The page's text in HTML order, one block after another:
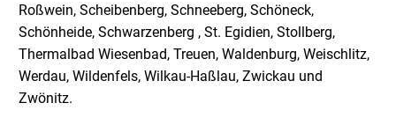
Roßwein, Scheibenberg, Schneeberg, Schöneck,
Schönheide, Schwarzenberg , St. Egidien, Stollberg,
Thermalbad Wiesenbad, Treuen, Waldenburg, Weischlitz,
Werdau, Wildenfels, Wilkau-Haßlau, Zwickau und
Zwönitz.